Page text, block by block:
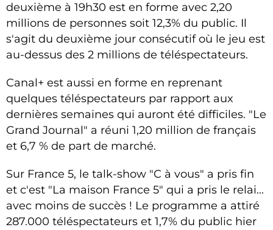
deuxième à 19h30 est en forme avec 2,20
millions de personnes soit 12,3% du public. Il
s'agit du deuxième jour consécutif où le jeu est
au-dessus des 2 millions de téléspectateurs.
Canal+ est aussi en forme en reprenant
quelques téléspectateurs par rapport aux
dernières semaines qui auront été difficiles. "Le
Grand Journal" a réuni 1,20 million de français
et 6,7 % de part de marché.
Sur France 5, le talk-show "C à vous" a pris fin
et c'est "La maison France 5" qui a pris le relai...
avec moins de succès ! Le programme a attiré
287.000 téléspectateurs et 1,7% du public hier